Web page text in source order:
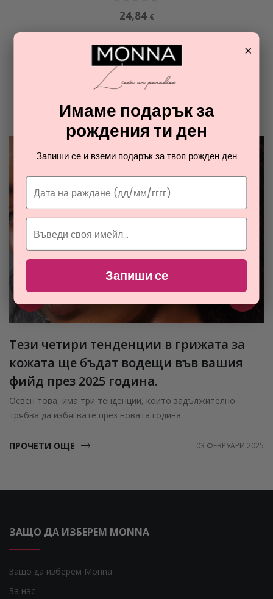
24,84 €
ОТ РАЯ НА ПАРФЮМИТЕ И
КОЗМЕТИКАТА
Разгледайте най-новите ни тайни съвети за парфюмите и
козметиката
Тези четири тенденции в грижата за
кожата ще бъдат водещи във вашия
фийд през 2025 година.
Освен това, има три тенденции, които задължително
трябва да избягвате през новата година.
ПРОЧЕТИ ОЩЕ 03 ФЕВРУАРИ 2025
ЗАЩО ДА ИЗБЕРЕМ MONNA
Защо да изберем Monna
За нас
×
Имаме подарък за
рождения ти ден
Запиши се и вземи подарък за твоя рожден ден
Запиши се